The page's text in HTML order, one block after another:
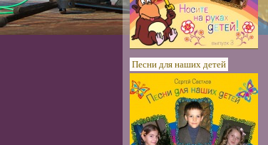
Песни для наших детей